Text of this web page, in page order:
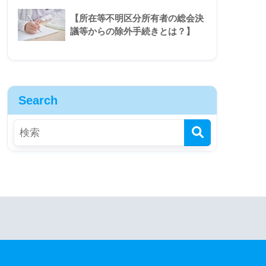
【所在等不明区分所有者の総会決
議等からの除外手続きとは？】
Search